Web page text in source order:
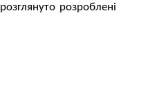
розглянуто розроблені